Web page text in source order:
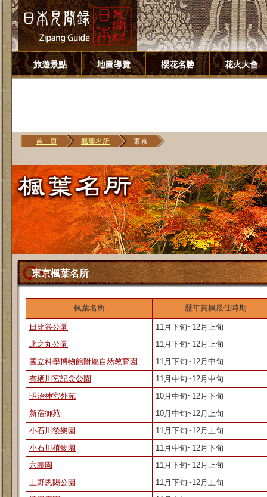
旅遊景點 地圖導覽 櫻花名勝 花火大會
首 頁 楓葉名所 東京
東京楓葉名所
楓葉名所 歷年賞楓最佳時期
日比谷公園
11月下旬~12月上旬
北之丸公園
11月下旬~12月上旬
國立科學博物館附屬自然教育園
11月下旬~12月中旬
有栖川宮記念公園
11月中旬~12月中旬
明治神宮外苑
10月中旬~12月下旬
新宿御苑
10月中旬~12月上旬
小石川後樂園
11月下旬~12月上旬
小石川植物園
11月中旬~12月下旬
六義園
11月下旬~12月上旬
上野恩賜公園
11月下旬~12月上旬